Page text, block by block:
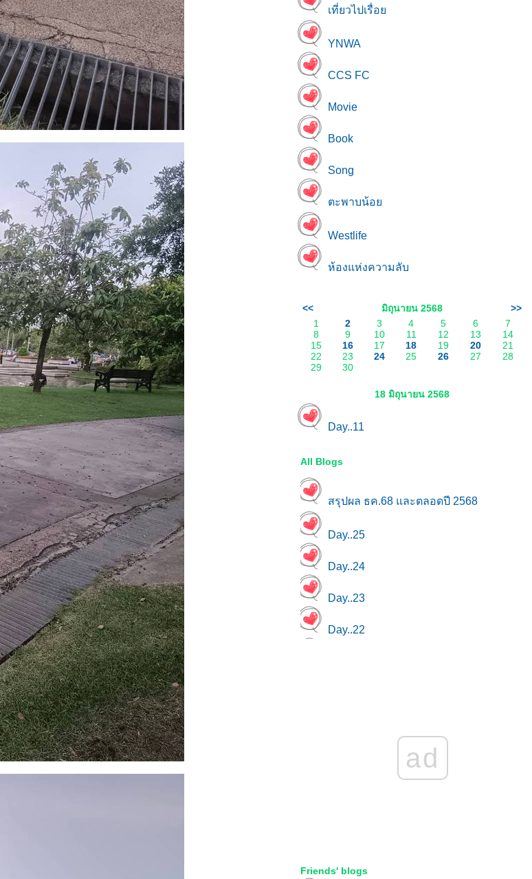
เที่ยวไปเรื่อ
YNWA
CCS FC
Movie
Book
Song
ตะพาบน้อ
Westlife
ห้องแห่งความลับ
<< มิถุนายน 2568
>>
1
2 3 4 5 6
7
8
9 10 11 12 13
14
15
16 17 18 19 20
21
22
23 24 25 26 27
28
29
30
18 มิถุนายน 2568
Day..11
All Blogs
สรุปผล ธค.68 และตลอดปี 2568
Day..25
Day..24
Day..23
Day..22
ad
Friends' blogs